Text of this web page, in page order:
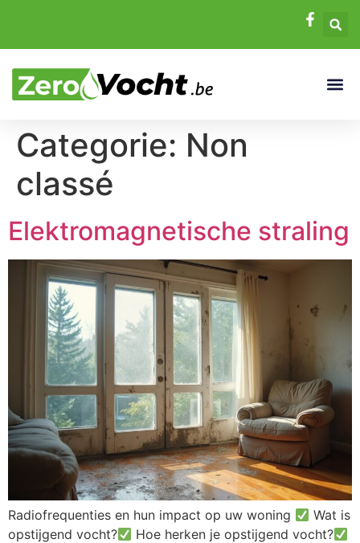
Categorie: Non
classé
Elektromagnetische straling
Radiofrequenties en hun impact op uw woning
Wat is
opstijgend vocht?
Hoe herken je opstijgend vocht?